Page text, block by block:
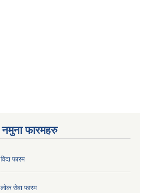
नमुना फारमहरु
विदा फारम
लोक सेवा फारम